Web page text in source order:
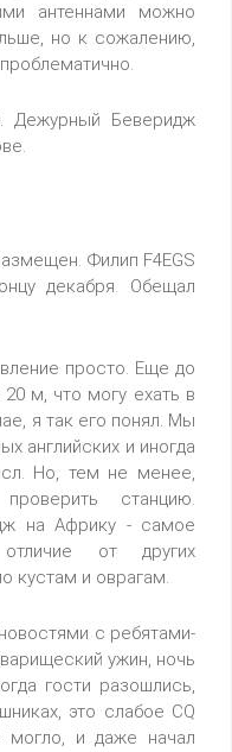
антеннами можно
но к сожалению,
Дежурный Беверидж
Филип F4EGS
декабря. Обещал
просто. Еще до
м, что могу ехать в
я так его понял. Мы
английских и иногда
Но, тем не менее,
станцию.
на Африку - самое
от других
кустам и оврагам.
с ребятами-
ужин, ночь
гости разошлись,
это слабое CQ
могло, и даже начал